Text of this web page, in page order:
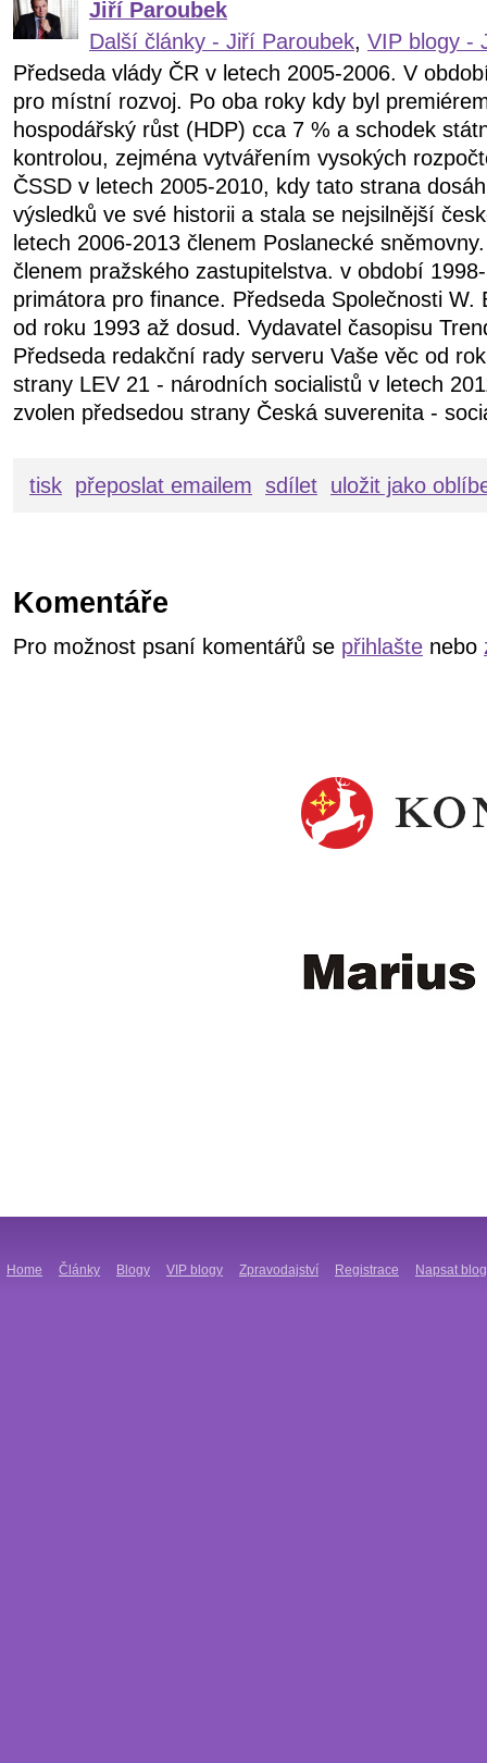
Jiří Paroubek
Další články - Jiří Paroubek, VIP blogy -
Předseda vlády ČR v letech 2005-2006. V
pro místní rozvoj. Po oba roky kdy byl
hospodářský růst (HDP) cca 7 % a schodek
kontrolou, zejména vytvářením vysokých
ČSSD v letech 2005-2010, kdy tato strana
výsledků ve své historii a stala se nejsilnější
letech 2006-2013 členem Poslanecké
členem pražského zastupitelstva. v období
primátora pro finance. Předseda Společnosti W.
od roku 1993 až dosud. Vydavatel časopisu
Předseda redakční rady serveru Vaše věc od
strany LEV 21 - národních socialistů v letech
zvolen předsedou strany Česká suverenita -
tisk přeposlat emailem sdílet uložit jako
Komentáře
Pro možnost psaní komentářů se přihlašte nebo
Home Články Blogy VIP blogy Zpravodajství Registrace Napsat blog